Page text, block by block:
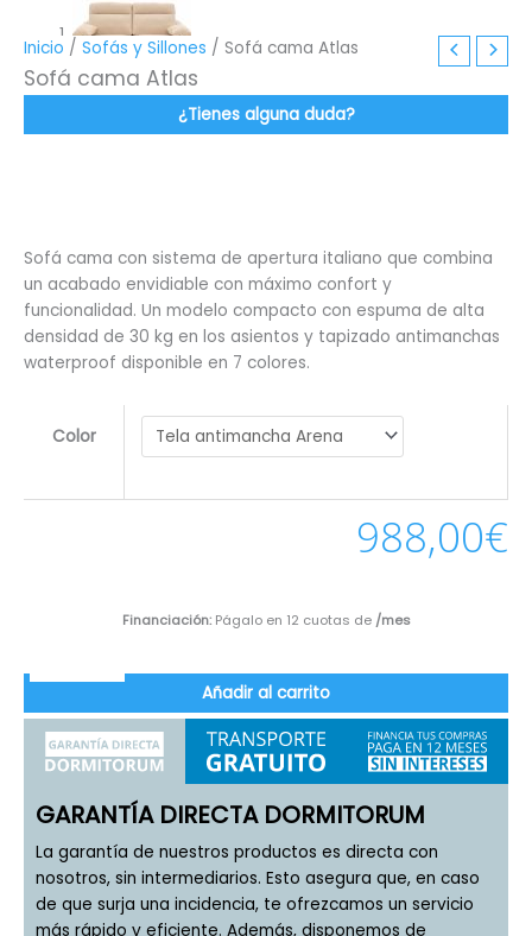
Inicio / Sofás y Sillones / Sofá cama Atlas
Sofá cama Atlas
¿Tienes alguna duda?
Sofá cama con sistema de apertura italiano que combina
un acabado envidiable con máximo confort y
funcionalidad. Un modelo compacto con espuma de alta
densidad de 30 kg en los asientos y tapizado antimanchas
waterproof disponible en 7 colores.
Color
988,00€
Financiación: Págalo en 12 cuotas de /mes
Añadir al carrito
GARANTÍA DIRECTA DORMITORUM
La garantía de nuestros productos es directa con
nosotros, sin intermediarios. Esto asegura que, en caso
de que surja una incidencia, te ofrezcamos un servicio
más rápido y eficiente. Además, disponemos de